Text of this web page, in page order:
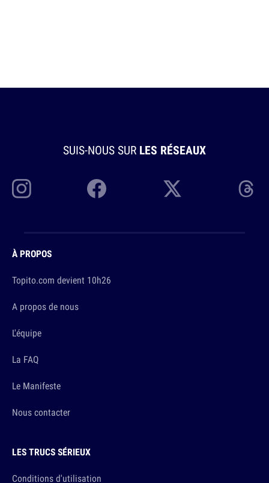
SUIS-NOUS SUR LES RÉSEAUX
À PROPOS
Topito.com devient 10h26
A propos de nous
L'équipe
La FAQ
Le Manifeste
Nous contacter
LES TRUCS SÉRIEUX
Conditions d'utilisation